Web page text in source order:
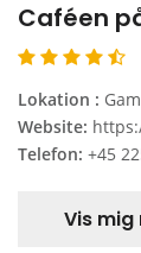
Caféen
Lokation :
Website:
Telefon: +45
Vis mig